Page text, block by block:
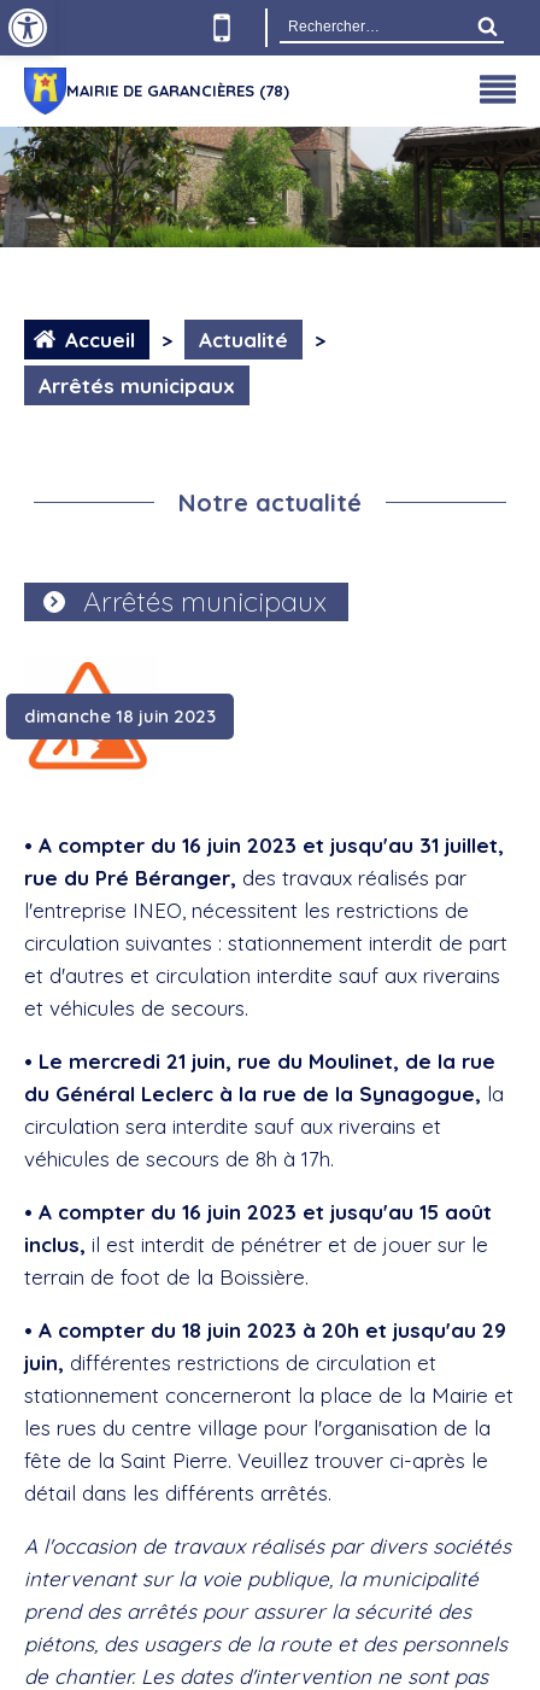
Rechercher :
MAIRIE DE GARANCIÈRES (78)
Accueil > Actualité
>
Arrêtés municipaux
Notre actualité
Arrêtés municipaux
dimanche 18 juin 2023
• A compter du 16 juin 2023 et jusqu'au 31 juillet,
rue du Pré Béranger, des travaux réalisés par
l'entreprise INEO, nécessitent les restrictions de
circulation suivantes : stationnement interdit de part
et d'autres et circulation interdite sauf aux riverains
et véhicules de secours.
• Le mercredi 21 juin, rue du Moulinet, de la rue
du Général Leclerc à la rue de la Synagogue, la
circulation sera interdite sauf aux riverains et
véhicules de secours de 8h à 17h.
• A compter du 16 juin 2023 et jusqu'au 15 août
inclus, il est interdit de pénétrer et de jouer sur le
terrain de foot de la Boissière.
• A compter du 18 juin 2023 à 20h et jusqu'au 29
juin, différentes restrictions de circulation et
stationnement concerneront la place de la Mairie et
les rues du centre village pour l'organisation de la
fête de la Saint Pierre. Veuillez trouver ci-après le
détail dans les différents arrêtés.
A l'occasion de travaux réalisés par divers sociétés
intervenant sur la voie publique, la municipalité
prend des arrêtés pour assurer la sécurité des
piétons, des usagers de la route et des personnels
de chantier. Les dates d'intervention ne sont pas